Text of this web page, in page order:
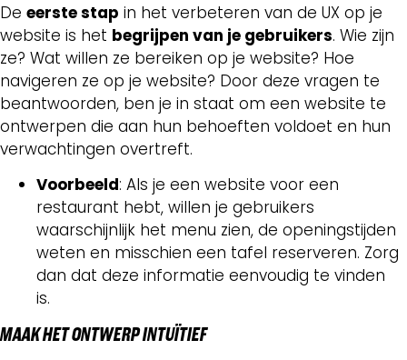
De eerste stap in het verbeteren van de UX op je
website is het begrijpen van je gebruikers. Wie zijn
ze? Wat willen ze bereiken op je website? Hoe
navigeren ze op je website? Door deze vragen te
beantwoorden, ben je in staat om een website te
ontwerpen die aan hun behoeften voldoet en hun
verwachtingen overtreft.
Voorbeeld: Als je een website voor een
restaurant hebt, willen je gebruikers
waarschijnlijk het menu zien, de openingstijden
weten en misschien een tafel reserveren. Zorg
dan dat deze informatie eenvoudig te vinden
is.
MAAK HET ONTWERP INTUÏTIEF